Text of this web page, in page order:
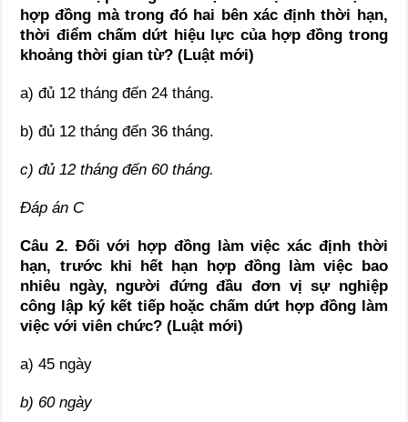
hợp đồng mà trong đó hai bên xác định thời hạn,
thời điểm chấm dứt hiệu lực của hợp đồng trong
khoảng thời gian từ? (Luật mới)
a) đủ 12 tháng đến 24 tháng.
b) đủ 12 tháng đến 36 tháng.
c) đủ 12 tháng đến 60 tháng.
Đáp án C
Câu 2. Đối với hợp đồng làm việc xác định thời
hạn, trước khi hết hạn hợp đồng làm việc bao
nhiêu ngày, người đứng đầu đơn vị sự nghiệp
công lập ký kết tiếp hoặc chấm dứt hợp đồng làm
việc với viên chức? (Luật mới)
a) 45 ngày
b) 60 ngày